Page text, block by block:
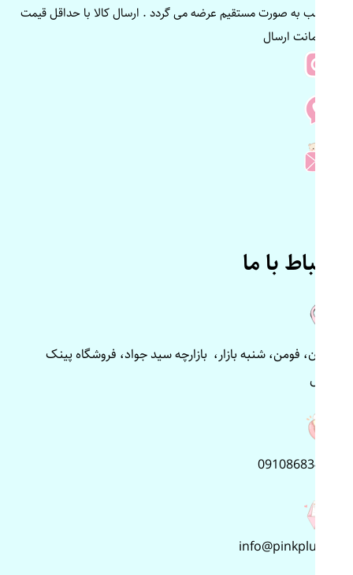
مناسب به صورت مستقیم عرضه می گردد . ارسال کالا با حداقل قیمت
و ضمانت ارسال
ارتباط با ما
گیلان، فومن، شنبه بازار، بازارچه سید جواد، فروشگاه پینک
پلاس
09108683499
info@pinkplus.ir